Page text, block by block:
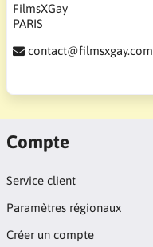
FilmsXGay
PARIS
contact@filmsxgay.com
Compte
Service client
Paramètres régionaux
Créer un compte